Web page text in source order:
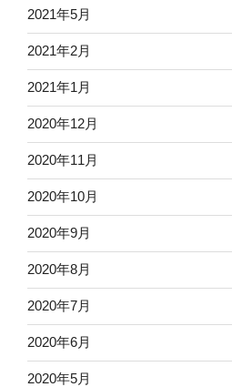
2021年5月
2021年2月
2021年1月
2020年12月
2020年11月
2020年10月
2020年9月
2020年8月
2020年7月
2020年6月
2020年5月